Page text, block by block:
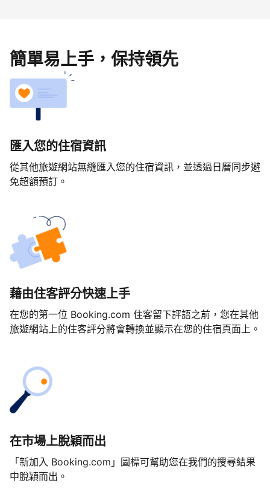
簡單易上手，保持領先
匯入您的住宿資訊
從其他旅遊網站無縫匯入您的住宿資訊，並透過日曆同步避
免超額預訂。
藉由住客評分快速上手
在您的第一位 Booking.com 住客留下評語之前，您在其他
旅遊網站上的住客評分將會轉換並顯示在您的住宿頁面上。
在市場上脫穎而出
「新加入 Booking.com」圖標可幫助您在我們的搜尋結果
中脫穎而出。